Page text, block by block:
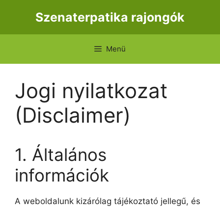
Szenaterpatika rajongók
Menü
Jogi nyilatkozat
(Disclaimer)
1. Általános
információk
A weboldalunk kizárólag tájékoztató jellegű, és